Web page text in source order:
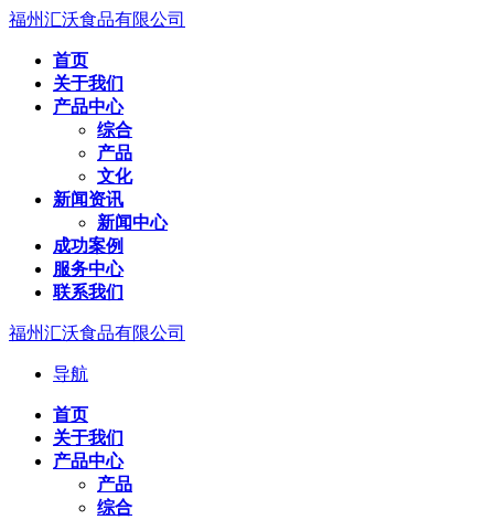
福州汇沃食品有限公司
首页
关于我们
产品中心
综合
产品
文化
新闻资讯
新闻中心
成功案例
服务中心
联系我们
福州汇沃食品有限公司
导航
首页
关于我们
产品中心
产品
综合